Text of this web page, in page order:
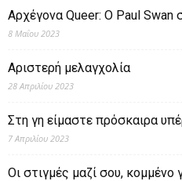
Αρχέγονα Queer: O Paul Swan
8 Μαΐου 2023
Αριστερή μελαγχολία
28 Απριλίου 2023
Στη γη είμαστε πρόσκαιρα
7 Απριλίου 2023
Οι στιγμές μαζί σου, κομμένο